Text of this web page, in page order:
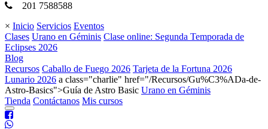
201 7588588
× Inicio Servicios Eventos
Clases Urano en Géminis Clase online: Segunda Temporada de
Eclipses 2026
Blog
Recursos Caballo de Fuego 2026 Tarjeta de la Fortuna 2026
Lunario 2026 a class="charlie" href="/Recursos/Gu%C3%ADa-de-
Astro-Basics">Guía de Astro Basic Urano en Géminis
Tienda Contáctanos Mis cursos